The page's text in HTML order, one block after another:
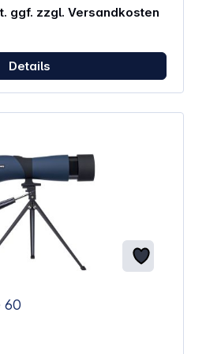
Breiter Komfortfokus
ggf. zzgl. Versandkosten
Details
60